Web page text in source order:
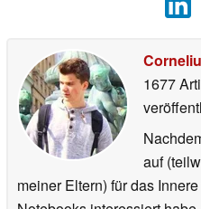
1677
auf
meiner Eltern) für das